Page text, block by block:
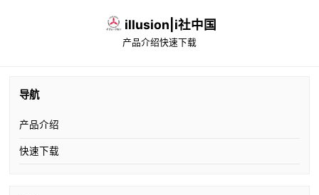
illusion|i社中国
产品介绍快速下载
导航
产品介绍
快速下载